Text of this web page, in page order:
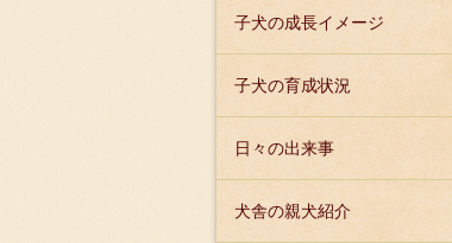
子犬の成長イメージ
子犬の育成状況
日々の出来事
犬舎の親犬紹介